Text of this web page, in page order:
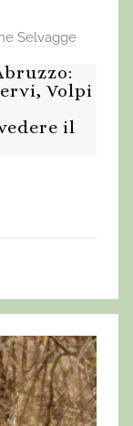
Selvagge
Volpi
il